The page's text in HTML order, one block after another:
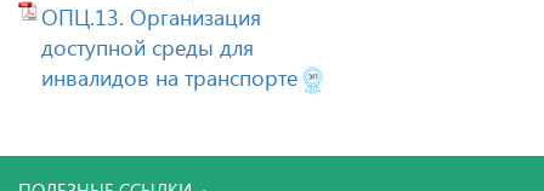
ОПЦ.13. Организация
доступной среды для
инвалидов на транспорте